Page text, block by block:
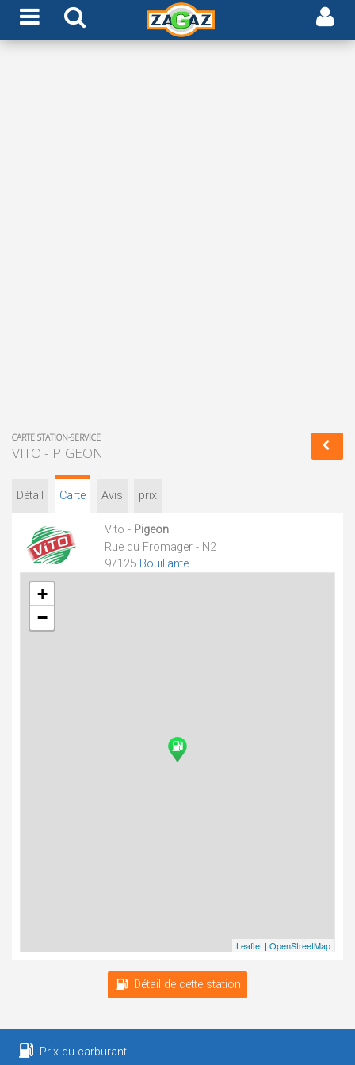
CARTE STATION-SERVICE
VITO - PIGEON
Détail Carte Avis prix
Vito - Pigeon
Rue du Fromager - N2
97125 Bouillante
+
−
Leaflet | OpenStreetMap
Détail de cette station
Prix du carburant